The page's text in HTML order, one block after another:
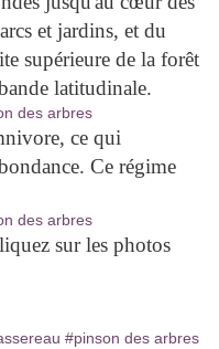
et jardins, et du
supérieure de la forêt
latitudinale.
ce qui
Ce régime
sur les photos
#pinson des arbres